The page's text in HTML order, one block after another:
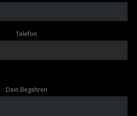
Telefon
Dein Begehren